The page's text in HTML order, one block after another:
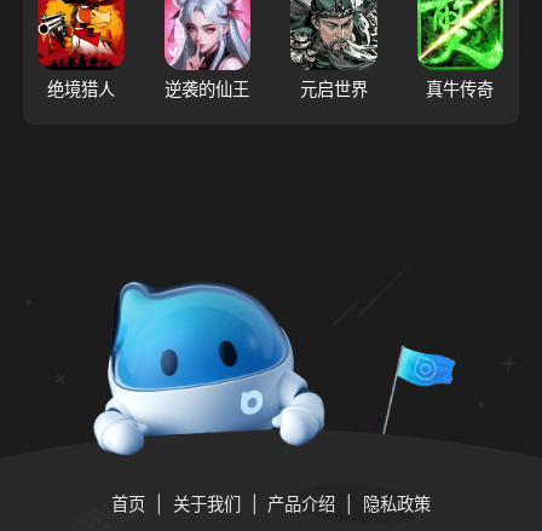
绝境猎人 逆袭的仙王 元启世界 真牛传奇
首页 关于我们 产品介绍 隐私政策